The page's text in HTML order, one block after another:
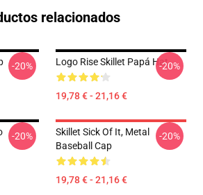
relacionados
-20% Logo Rise Skillet Papá Hat
19,78 € - 21,16 €
-20%
-20%
Skillet Sick Of It, Metal
Baseball Cap
19,78 € - 21,16 €
-20%